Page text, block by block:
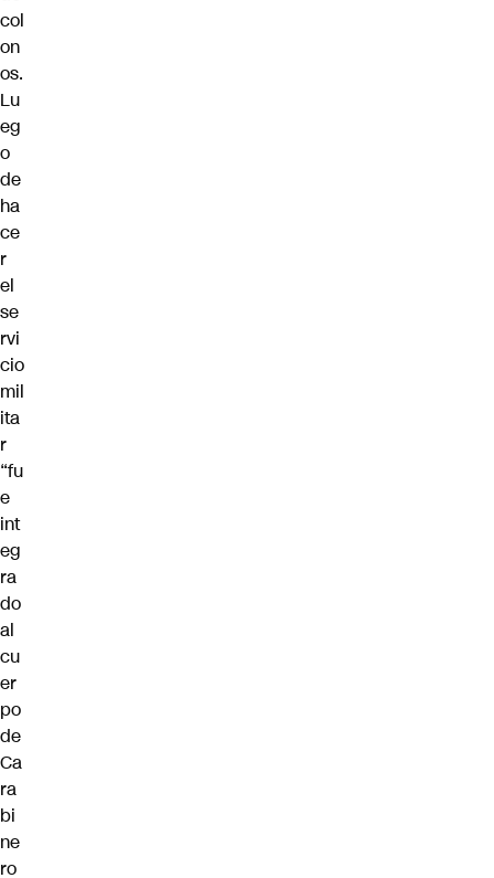
col
on
os.
Lu
eg
o
de
ha
ce
r
el
se
rvi
cio
mil
ita
r
“fu
e
int
eg
ra
do
al
cu
er
po
de
Ca
ra
bi
ne
ro